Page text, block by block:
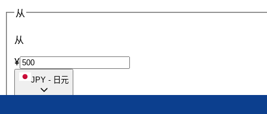
从
从
¥
JPY - 日元